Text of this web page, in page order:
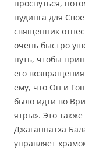
проснуться,
пудинга для
священник
очень быстро
путь, чтобы
его
ему, что Он и
было идти во
ятры». Это также
Джаганнатха
управляет